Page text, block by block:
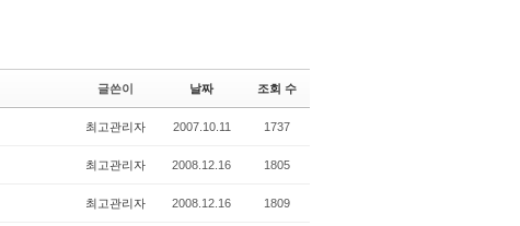
글쓴이 날짜 조회 수
최고관리자 2007.10.11 1737
최고관리자 2008.12.16 1805
최고관리자 2008.12.16 1809